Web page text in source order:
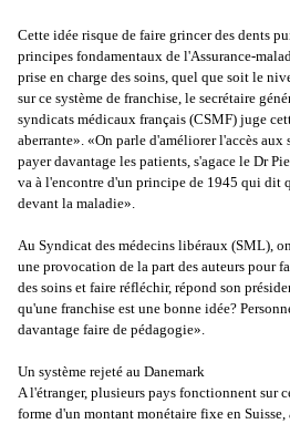
Cette idée risque de faire grincer des dents
principes fondamentaux de l'Assurance-
prise en charge des soins, quel que soit le
sur ce système de franchise, le secrétaire
syndicats médicaux français (CSMF) juge
aberrante». «On parle d'améliorer l'accès aux
payer davantage les patients, s'agace le Dr
va à l'encontre d'un principe de 1945 qui dit
devant la maladie».
Au Syndicat des médecins libéraux (SML),
une provocation de la part des auteurs pour
des soins et faire réfléchir, répond son
qu'une franchise est une bonne idée?
davantage faire de pédagogie».
Un système rejeté au Danemark
A l'étranger, plusieurs pays fonctionnent sur
forme d'un montant monétaire fixe en Suisse,